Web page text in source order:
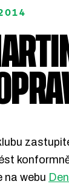
na webu